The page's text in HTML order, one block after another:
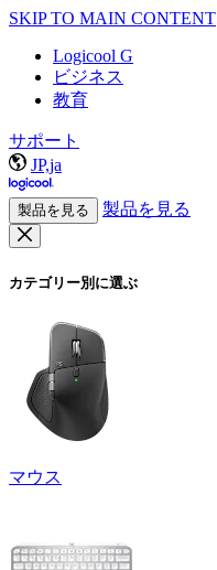
SKIP TO MAIN CONTENT
Logicool G
ビジネス
教育
サポート
JP,ja
製品を見る 製品を見る
カテゴリー別に選ぶ
マウス